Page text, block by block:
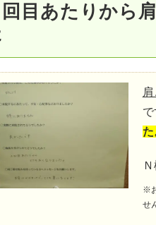
回目あたりから
で
た
※
せ